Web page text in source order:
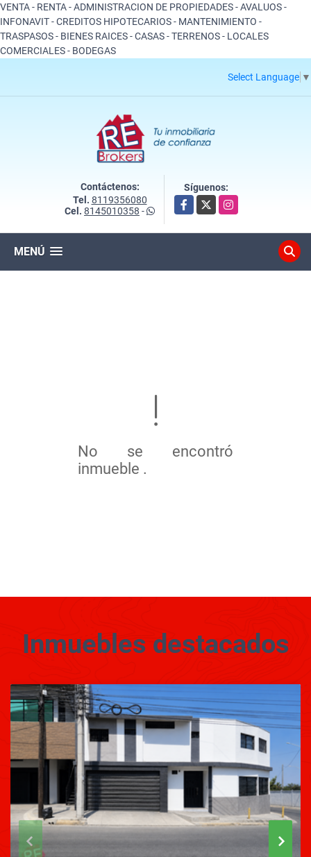
VENTA - RENTA - ADMINISTRACION DE PROPIEDADES - AVALUOS -
INFONAVIT - CREDITOS HIPOTECARIOS - MANTENIMIENTO -
TRASPASOS - BIENES RAICES - CASAS - TERRENOS - LOCALES
COMERCIALES - BODEGAS
Select Language ▼
Contáctenos:
Tel. 8119356080
Cel. 8145010358 -
Síguenos:
Facebook
X Instagram
MENÚ
No se encontró
inmueble .
Inmuebles destacados